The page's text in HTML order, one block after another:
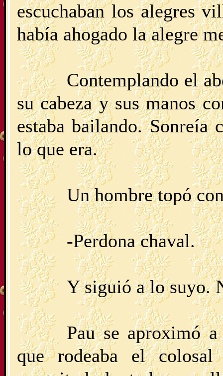
escuchaban los alegres
había ahogado la alegre
Contemplando el
su cabeza y sus manos
estaba bailando.
lo que era.
Un hombre topó
-Perdona chaval.
Y siguió a lo suyo.
Pau se aproximó
que rodeaba el